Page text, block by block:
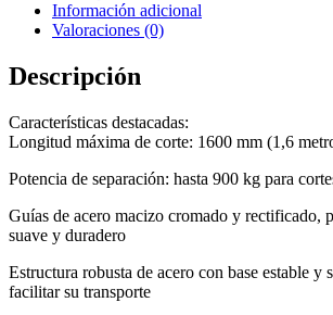
Información adicional
Valoraciones (0)
Descripción
Características destacadas:
Longitud máxima de corte: 1600 mm (1,6
Potencia de separación: hasta 900 kg para
Guías de acero macizo cromado y rectificado,
suave y duradero
Estructura robusta de acero con base estable y
facilitar su transporte